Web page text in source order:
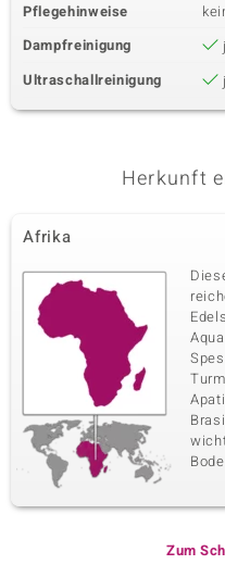
Pflegehinweise
Dampfreinigung
Ultraschallreinigung
Herkunft
Afrika
Zum